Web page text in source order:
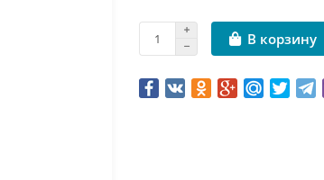
В корзину